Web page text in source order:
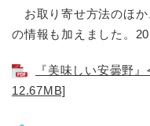
お取り寄せ方法のほか
の情報も加えました。
『美味しい安曇野
12.67MB]